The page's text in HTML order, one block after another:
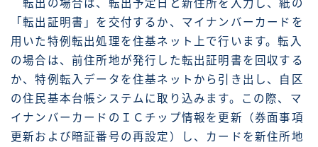
転出の場合は、転出予定日と新住所を入力し、紙の
「転出証明書」を交付するか、マイナンバーカードを
用いた特例転出処理を住基ネット上で行います。転入
の場合は、前住所地が発行した転出証明書を回収する
か、特例転入データを住基ネットから引き出し、自区
の住民基本台帳システムに取り込みます。この際、マ
イナンバーカードのＩＣチップ情報を更新（券面事項
更新および暗証番号の再設定）し、カードを新住所地